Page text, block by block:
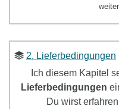
2. Lieferbedingungen
Ich diesem Kapitel
Lieferbedingungen
Du wirst